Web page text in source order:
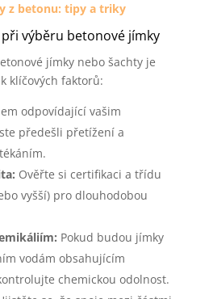
z betonu: tipy a triky
výběru betonové jímky
jímky nebo šachty je
klíčových faktorů:
odpovídající vašim
předešli přetížení a
Ověřte si certifikaci a třídu
vyšší) pro dlouhodobou
Pokud budou jímky
vodám obsahujícím
chemickou odolnost.